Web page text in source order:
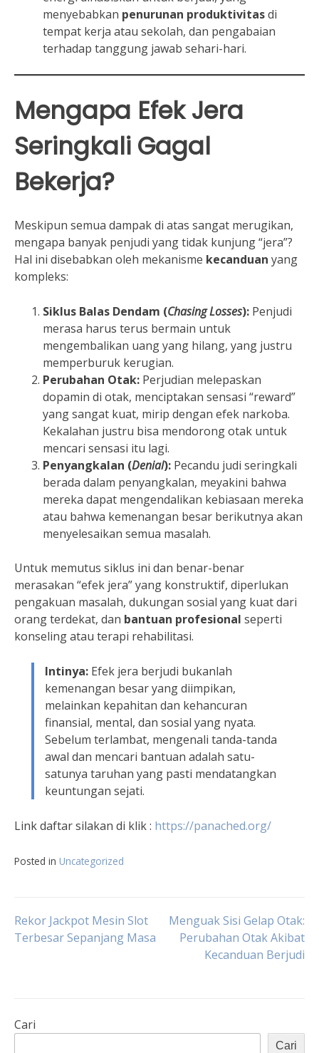
menyebabkan penurunan produktivitasdi
tempat kerja atau sekolah, dan pengabaian
terhadap tanggung jawab sehari-hari.
Mengapa Efek Jera
Seringkali Gagal
Bekerja?
Meskipun semua dampak di atas sangat merugikan,
mengapa banyak penjudi yang tidak kunjung “jera”?
Hal ini disebabkan oleh mekanisme kecanduan yang
kompleks:
Siklus Balas Dendam (Chasing Losses): Penjudi
merasa harus terus bermain untuk
mengembalikan uang yang hilang, yang justru
memperburuk kerugian.
Perubahan Otak: Perjudian melepaskan
dopamin di otak, menciptakan sensasi “reward”
yang sangat kuat, mirip dengan efek narkoba.
Kekalahan justru bisa mendorong otak untuk
mencari sensasi itu lagi.
Penyangkalan (Denial): Pecandu judi seringkali
berada dalam penyangkalan, meyakini bahwa
mereka dapat mengendalikan kebiasaan mereka
atau bahwa kemenangan besar berikutnya akan
menyelesaikan semua masalah.
Untuk memutus siklus ini dan benar-benar
merasakan “efek jera” yang konstruktif, diperlukan
pengakuan masalah, dukungan sosial yang kuat dari
orang terdekat, dan bantuan profesional seperti
konseling atau terapi rehabilitasi.
Intinya: Efek jera berjudi bukanlah
kemenangan besar yang diimpikan,
melainkan kepahitan dan kehancuran
finansial, mental, dan sosial yang nyata.
Sebelum terlambat, mengenali tanda-tanda
awal dan mencari bantuan adalah satu-
satunya taruhan yang pasti mendatangkan
keuntungan sejati.
Link daftar silakan di klik : https://panached.org/
Posted in Uncategorized
Navigasi
Rekor Jackpot Mesin Slot
Terbesar Sepanjang Masa
Menguak Sisi Gelap Otak:
Perubahan Otak Akibat
Kecanduan Berjudi
Cari
Cari